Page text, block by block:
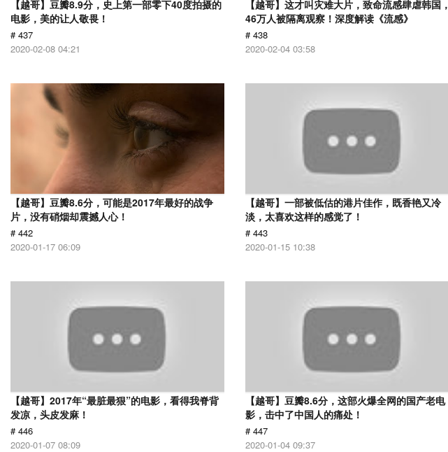
【越哥】豆瓣8.9分，史上第一部零下40度拍摄的
电影，美的让人敬畏！
# 437
2020-02-08 04:21
【越哥】这才叫灾难大片，致命流感肆虐韩国，
46万人被隔离观察！深度解读《流感》
# 438
2020-02-04 03:58
【越哥】豆瓣8.6分，可能是2017年最好的战争
片，没有硝烟却震撼人心！
# 442
2020-01-17 06:09
【越哥】一部被低估的港片佳作，既香艳又冷
淡，太喜欢这样的感觉了！
# 443
2020-01-15 10:38
【越哥】2017年“最脏最狠”的电影，看得我脊背
发凉，头皮发麻！
# 446
2020-01-07 08:09
【越哥】豆瓣8.6分，这部火爆全网的国产老电
影，击中了中国人的痛处！
# 447
2020-01-04 09:37